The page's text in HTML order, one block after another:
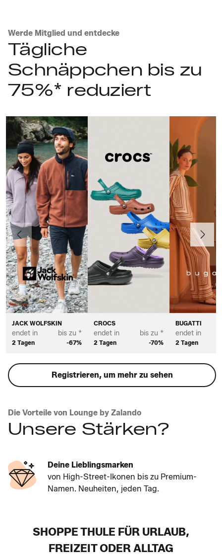
Werde Mitglied und entdecke
Tägliche
Schnäppchen bis zu
75%* reduziert
JACK WOLFSKIN
endet in
2 Tagen
bis zu *
-67%
CROCS
endet in
2 Tagen
bis zu *
-70%
BUGATTI
endet in
2 Tagen
Vorherige Weiter
Registrieren, um mehr zu sehen
Die Vorteile von Lounge by Zalando
Unsere Stärken?
Deine Lieblingsmarken
von High-Street-Ikonen bis zu Premium-
Namen. Neuheiten, jeden Tag.
SHOPPE THULE FÜR URLAUB,
FREIZEIT ODER ALLTAG